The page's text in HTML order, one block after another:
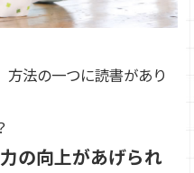
法の一つに読書があり
の向上があげられ